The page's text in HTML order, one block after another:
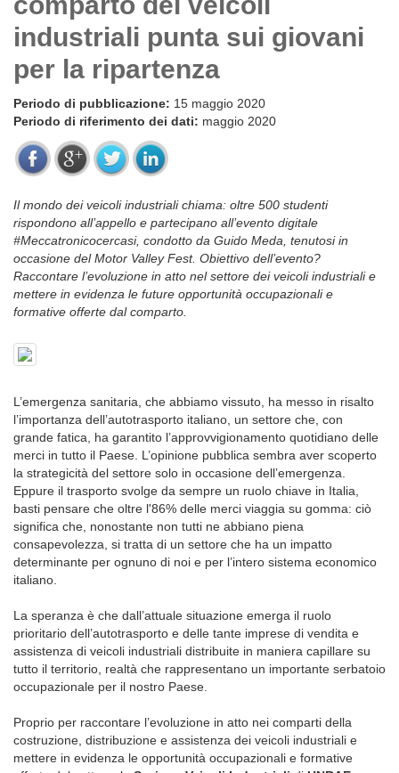
industriali punta sui giovani
per la ripartenza
Periodo di pubblicazione: 15 maggio 2020
Periodo di riferimento dei dati: maggio 2020
Il mondo dei veicoli industriali chiama: oltre 500 studenti
rispondono all’appello e partecipano all’evento digitale
#Meccatronicocercasi, condotto da Guido Meda, tenutosi in
occasione del Motor Valley Fest. Obiettivo dell’evento?
Raccontare l’evoluzione in atto nel settore dei veicoli industriali e
mettere in evidenza le future opportunità occupazionali e
formative offerte dal comparto.
L’emergenza sanitaria, che abbiamo vissuto, ha messo in risalto
l’importanza dell’autotrasporto italiano, un settore che, con
grande fatica, ha garantito l’approvvigionamento quotidiano delle
merci in tutto il Paese. L’opinione pubblica sembra aver scoperto
la strategicità del settore solo in occasione dell’emergenza.
Eppure il trasporto svolge da sempre un ruolo chiave in Italia,
basti pensare che oltre l'86% delle merci viaggia su gomma: ciò
significa che, nonostante non tutti ne abbiano piena
consapevolezza, si tratta di un settore che ha un impatto
determinante per ognuno di noi e per l’intero sistema economico
italiano.
La speranza è che dall’attuale situazione emerga il ruolo
prioritario dell’autotrasporto e delle tante imprese di vendita e
assistenza di veicoli industriali distribuite in maniera capillare su
tutto il territorio, realtà che rappresentano un importante serbatoio
occupazionale per il nostro Paese.
Proprio per raccontare l’evoluzione in atto nei comparti della
costruzione, distribuzione e assistenza dei veicoli industriali e
mettere in evidenza le opportunità occupazionali e formative